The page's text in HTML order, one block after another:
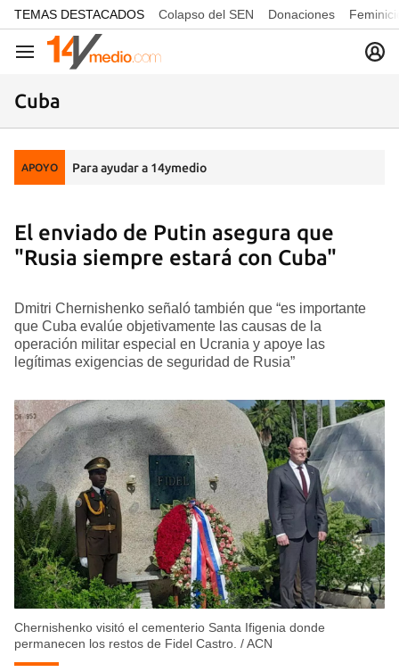
common.go-to-content
TEMAS DESTACADOS Colapso del SEN Donaciones
Navegación
Cuba
APOYO Para ayudar a 14ymedio
El enviado de Putin asegura que
"Rusia siempre estará con Cuba"
Dmitri Chernishenko señaló también que “es importante
que Cuba evalúe objetivamente las causas de la
operación militar especial en Ucrania y apoye las
legítimas exigencias de seguridad de Rusia”
Chernishenko visitó el cementerio Santa Ifigenia donde
permanecen los restos de Fidel Castro. /ACN